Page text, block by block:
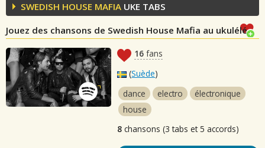
SWEDISH HOUSE MAFIA UKE TABS
Jouez des chansons de Swedish House Mafia au ukulélé
16 fans
(Suède)
dance
electro
électronique
house
8 chansons (3 tabs et 5 accords)